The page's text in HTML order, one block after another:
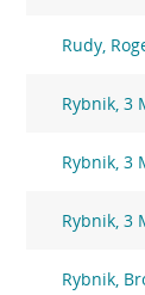
Rudy,
Rybnik, 3
Rybnik, 3
Rybnik, 3
Rybnik,